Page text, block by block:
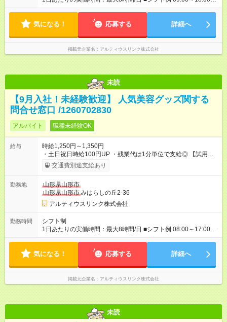
休憩：60分 実働：8時間00分 日数：週5日 固定休み相談、時
気になる！ 応募する 詳細へ
掲載元企業名 アルティウスリンク株式会社
未読
【9月入社！未経験歓迎】 人気美容グッズ関する
問合せ窓口 /1260702830
アルバイト 職種未経験OK
給与
時給1,250円～1,350円
・土日祝日時給100円UP ・残業代は1分単位で支給◎ 【試用期
間】試用期間あり 試用期間の長さ：2ヶ月 雇用形態、給与は本
採用時と同じです。 試用期間：入社月～翌月末まで。 本採用：
約となります。 例）9/1入社の場合、10月末までが試用期間とな
り、 11/1～本採用となります。
交通費別途支給あり
勤務地
山形県山形市
山形県山形市みはらしの丘2-36
アルティウスリンク株式会社
勤務時間
シフト制
1日あたりの実働時間：最大8時間/日 ■シフト例 08:00～17:00
休憩：60分 実働：08時間00分 日数：週5日 土日祝休みで就業
気になる！ 応募する 詳細へ
掲載元企業名 アルティウスリンク株式会社
未読